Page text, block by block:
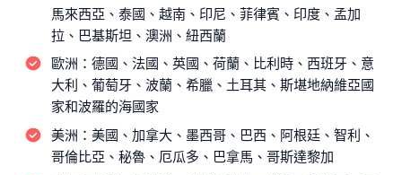
馬來西亞、泰國、越南、印尼、菲律賓、印度、孟加
拉、巴基斯坦、澳洲、紐西蘭
歐洲： 德國、法國、英國、荷蘭、比利時、西班牙、意
大利、葡萄牙、波蘭、希臘、土耳其、斯堪地納維亞國
家和波羅的海國家
美洲： 美國、加拿大、墨西哥、巴西、阿根廷、智利、
哥倫比亞、秘魯、厄瓜多、巴拿馬、哥斯達黎加